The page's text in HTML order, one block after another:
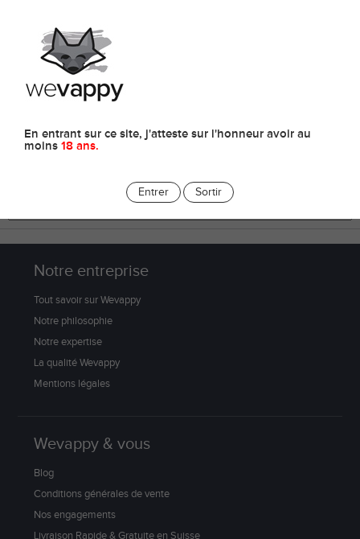
En entrant sur ce site, j'atteste sur l'honneur avoir au
moins 18 ans.
Entrer Sortir
E-liquides
Notre entreprise
Tout savoir sur Wevappy
Notre philosophie
Notre expertise
La qualité Wevappy
Mentions légales
Wevappy & vous
Blog
Conditions générales de vente
Nos engagements
Livraison Rapide & Gratuite en Suisse